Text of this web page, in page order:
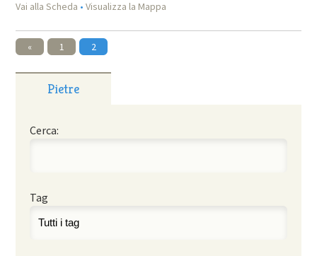
Vai alla Scheda •Visualizza la Mappa
« 1 2
Pietre
Cerca:
Tag